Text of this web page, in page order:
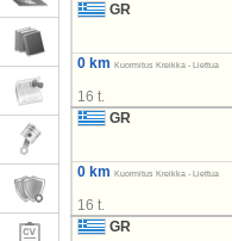
GR
0 km Kuormitus Kreikka - Liettua
16 t.
GR
0 km Kuormitus Kreikka - Liettua
16 t.
GR